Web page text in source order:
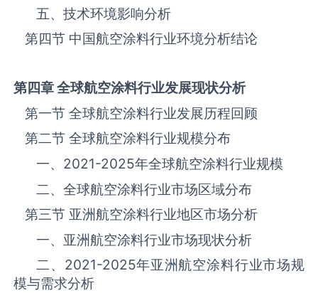
五、技术环境影响分析
第四节 中国航空涂料‌‌‌行业环境分析结论
第四章 全球航空涂料行业发展现状分析
第一节 全球航空涂料‌‌‌行业发展历程回顾
第二节 全球航空涂料‌‌‌行业规模分布
一、 2021-2025年全球航空涂料‌‌‌行业规模
二、全球航空涂料‌‌‌行业市场区域分布
第三节 亚洲航空涂料‌‌‌行业地区市场分析
一、亚洲航空涂料‌‌‌行业市场现状分析
二、 2021-2025年亚洲航空涂料‌‌‌行业市场规
模与需求分析